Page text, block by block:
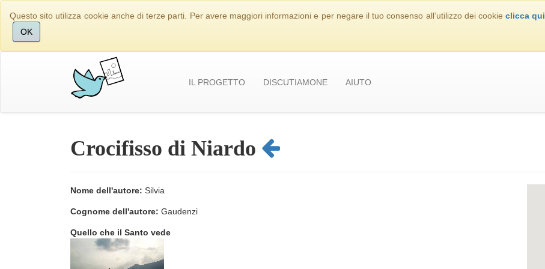
Questo sito utilizza cookie anche di terze parti. Per avere maggiori informazioni e per negare il tuo consenso all’utilizzo dei cookieclicca qui
OK
IL PROGETTO DISCUTIAMONE AIUTO
Crocifisso di Niardo
Nome dell'autore: Silvia
Cognome dell'autore: Gaudenzi
Quello che il Santo vede